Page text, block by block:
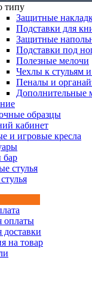
типу
Защитные
Подставки для
Защитные
Подставки под
Полезные мелочи
Чехлы к стульям
Пеналы и
Дополнительные
образцы
кабинет
и игровые кресла
бар
стулья
оплаты
доставки
на товар